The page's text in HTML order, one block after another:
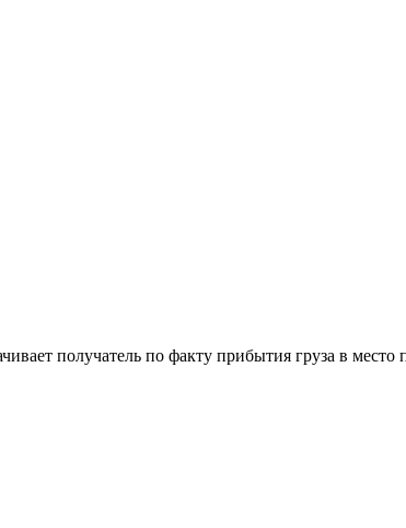
получатель по факту прибытия груза в место